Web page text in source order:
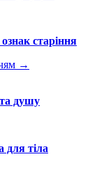
старіння
→
душу
для тіла